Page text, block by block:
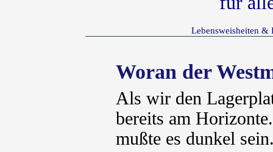
Lebensweisheiten &
Woran der
Als wir den
bereits am
mußte es dunkel